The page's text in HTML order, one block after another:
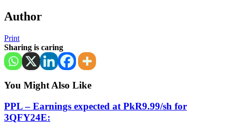
Author
Print
Sharing is caring
You Might Also Like
PPL – Earnings expected at PkR9.99/sh for
3QFY24E: